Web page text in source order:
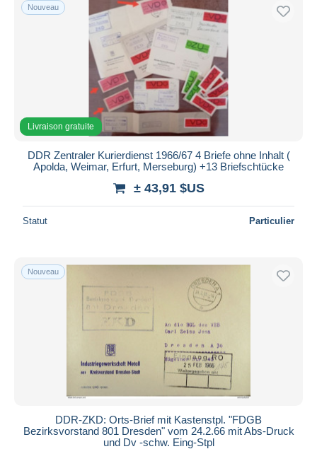
Appliquer
Nouveau
Livraison gratuite
DDR Zentraler Kurierdienst 1966/67 4 Briefe ohne Inhalt (
Apolda, Weimar, Erfurt, Merseburg) +13 Briefschtücke
± 43,91 $US
Statut Particulier
Nouveau
DDR-ZKD: Orts-Brief mit Kastenstpl. "FDGB
Bezirksvorstand 801 Dresden" vom 24.2.66 mit Abs-Druck
und Dv -schw. Eing-Stpl